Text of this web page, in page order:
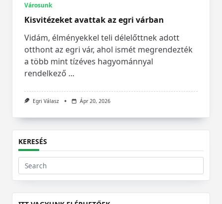
Városunk
Kisvitézeket avattak az egri várban
Vidám, élményekkel teli délelőttnek adott
otthont az egri vár, ahol ismét megrendezték
a több mint tízéves hagyománnyal
rendelkező ...
Egri Válasz Ápr 20, 2026
KERESÉS
Search
for: